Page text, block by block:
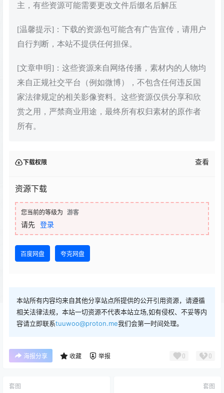
主，有些资源可能需要更改文件后缀名后解压
[温馨提示]：下载的资源包可能含有广告宣传，请用户
自行判断，本站不提供任何担保。
[文章申明]：这些资源来自网络传播，素材内的人物均
来自正规社交平台（例如微博），不包含任何违反国
家法律规定的相关影像资料。这些资源仅供分享和欣
赏之用，严禁商业用途，最终所有权归素材的原作者
所有。
下载权限 查看
资源下载
您当前的等级为 游客
请先 登录
百度网盘 夸克网盘
本站所有内容均来自其他分享站点所提供的公开引用资源，请遵循
相关法律法规，本站一切资源不代表本站立场,如有侵权、不妥等内
容请立即联系tuuwoo@proton.me我们会第一时间处理。
海报分享 收藏 举报 0 0
套图 套图